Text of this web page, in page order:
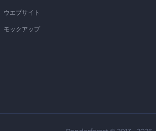
ウエブサイト
モックアップ